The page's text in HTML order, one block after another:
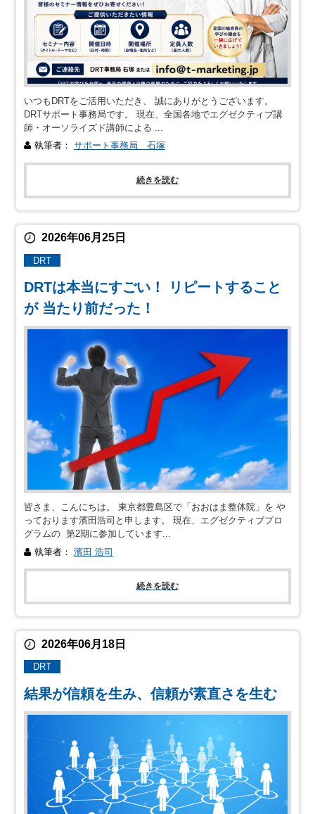
いつもDRTをご活用いただき、 誠にありがとうございます。
DRTサポート事務局です。 現在、全国各地でエグゼクティブ講
師・オーソライズド講師による ...
執筆者： サポート事務局 石塚
続きを読む
2026年06月25日
DRT
DRTは本当にすごい！ リピートすること
が 当たり前だった！
皆さま、こんにちは。 東京都豊島区で「おおはま整体院」を や
っております濱田浩司と申します。 現在、エグゼクティブプロ
グラムの 第2期に参加しています...
執筆者： 濱田 浩司
続きを読む
2026年06月18日
DRT
結果が信頼を生み、信頼が素直さを生む